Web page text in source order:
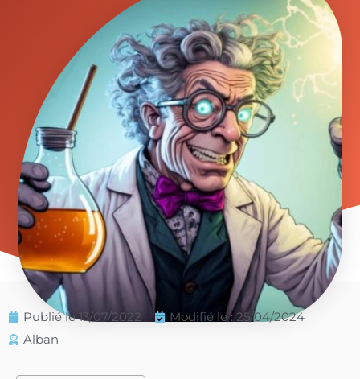
Publié le 13/07/2022
Modifié le : 25/04/2024
Alban